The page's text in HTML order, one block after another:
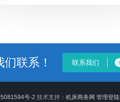
联系！ 联系我们
号-2 技术支持： 机床商务网 管理登陆